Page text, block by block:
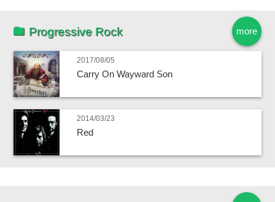
more
Progressive Rock
2017/08/05
Carry On Wayward Son
2014/03/23
Red